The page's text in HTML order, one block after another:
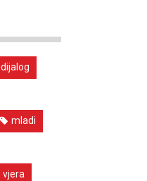
dijalog
mladi
vjera